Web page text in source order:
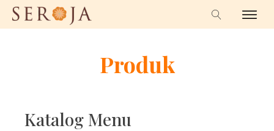
Produk
Katalog Menu